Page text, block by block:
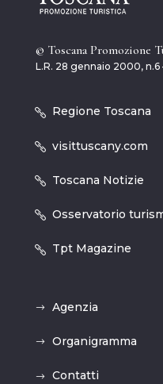
© Toscana Promozione
L.R. 28 gennaio 2000, n.6
Regione Toscana
visittuscany.com
Toscana Notizie
Osservatorio
Tpt Magazine
Agenzia
Organigramma
Contatti